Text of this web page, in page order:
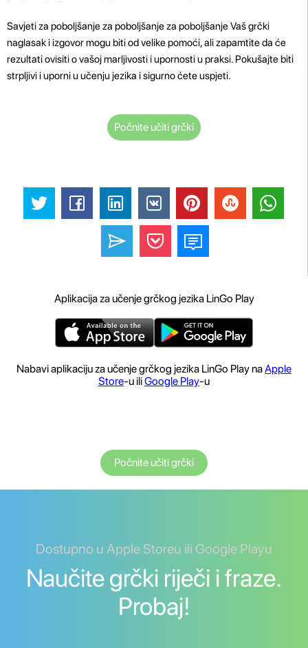
Savjeti za poboljšanje za poboljšanje za poboljšanje Vaš grčki
naglasak i izgovor mogu biti od velike pomoći, ali zapamtite da će
rezultati ovisiti o vašoj marljivosti i upornosti u praksi. Pokušajte biti
strpljivi i uporni u učenju jezika i sigurno ćete uspjeti.
Počnite učiti grčki
Aplikacija za učenje grčkog jezika LinGo Play
Nabavi aplikaciju za učenje grčkog jezika LinGo Play naApple
Store-u iliGoogle Play-u
Počnite učiti grčki
Dostupno u Apple Storeu ili Google Playu
Naučite grčki riječi i fraze.
Probaj!